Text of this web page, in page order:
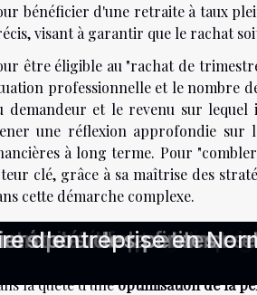
bénéficier d'une retraite à taux
visant à garantir que le rachat
être éligible au "rachat de
professionnelle et le nombre
demandeur et le revenu sur
une réflexion approfondie sur
à long terme. Pour
clé, grâce à sa maîtrise des
cette démarche complexe.
alternatives
la quête d'uneoptimisation de la
pour
comptables
succession :
SAS et SARL ?
entreprise : EURL ou
modifie les
retraite solide dès
d'incertitude
une campagne
les factures
une facture
les décisions de
d'experts en
développement
de la finance
pour les petites
d'entreprise en